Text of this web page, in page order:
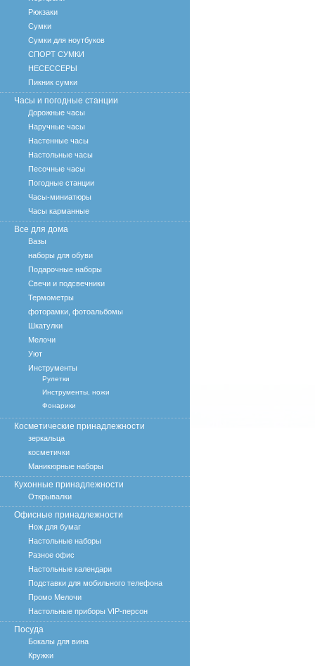
Рюкзаки
Сумки
Сумки для ноутбуков
СПОРТ СУМКИ
НЕСЕССЕРЫ
Пикник сумки
Часы и погодные станции
Дорожные часы
Наручные часы
Настенные часы
Настольные часы
Песочные часы
Погодные станции
Часы-миниатюры
Часы карманные
Все для дома
Вазы
наборы для обуви
Подарочные наборы
Свечи и подсвечники
Термометры
фоторамки, фотоальбомы
Шкатулки
Мелочи
Уют
Инструменты
Рулетки
Инструменты, ножи
Фонарики
Косметические принадлежности
зеркальца
косметички
Маникюрные наборы
Кухонные принадлежности
Открывалки
Офисные принадлежности
Нож для бумаг
Настольные наборы
Разное офис
Настольные календари
Подставки для мобильного телефона
Промо Мелочи
Настольные приборы VIP-персон
Посуда
Бокалы для вина
Кружки